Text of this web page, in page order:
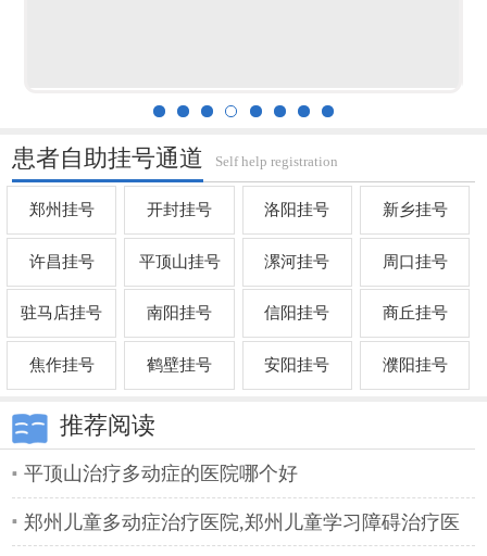
患者自助挂号通道 Self help registration
郑州挂号 开封挂号 洛阳挂号 新乡挂号
许昌挂号 平顶山挂号 漯河挂号 周口挂号
驻马店挂号 南阳挂号 信阳挂号 商丘挂号
焦作挂号 鹤壁挂号 安阳挂号 濮阳挂号
推荐阅读
平顶山治疗多动症的医院哪个好
郑州儿童多动症治疗医院,郑州儿童学习障碍治疗医